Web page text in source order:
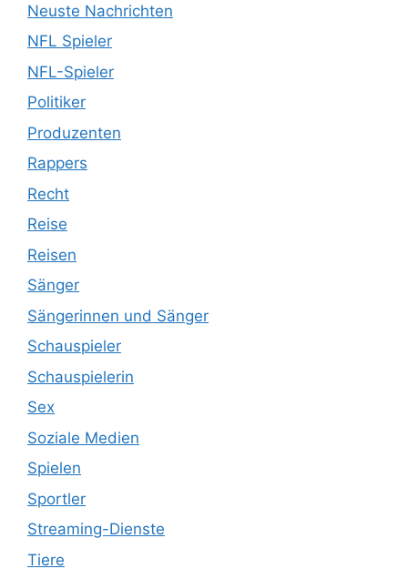
Neuste Nachrichten
NFL Spieler
NFL-Spieler
Politiker
Produzenten
Rappers
Recht
Reise
Reisen
Sänger
Sängerinnen und Sänger
Schauspieler
Schauspielerin
Sex
Soziale Medien
Spielen
Sportler
Streaming-Dienste
Tiere